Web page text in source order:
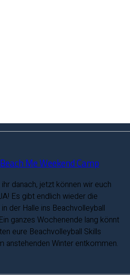
Me Weekend Camp
danach, jetzt können wir euch
Es gibt endlich wieder die
der Halle ins Beachvolleyball
ganzes Wochenende lang könnt
eure Beachvolleyball Skills
anstehenden Winter entkommen.